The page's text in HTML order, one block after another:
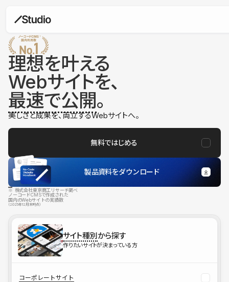
理想を叶える
Webサイトを、
最速で公開。
美しさと成果を、両立するWebサイトへ。
無料ではじめる
製品資料をダウンロード
※ 株式会社東京商工リサーチ調べ
ノーコードCMSで作成された
国内のWebサイトの実績数
（2025年12月末時点）
サイト種別から探す
作りたいサイトが決まっている方
コーポレートサイト